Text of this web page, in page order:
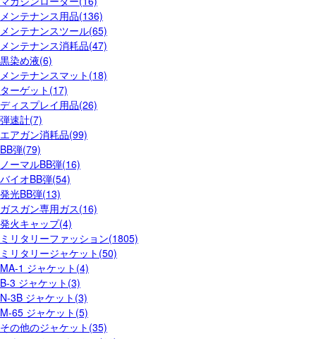
メンテナンス用品(136)
メンテナンスツール(65)
メンテナンス消耗品(47)
黒染め液(6)
メンテナンスマット(18)
ターゲット(17)
ディスプレイ用品(26)
弾速計(7)
エアガン消耗品(99)
BB弾(79)
ノーマルBB弾(16)
バイオBB弾(54)
発光BB弾(13)
ガスガン専用ガス(16)
発火キャップ(4)
ミリタリーファッション(1805)
ミリタリージャケット(50)
MA-1 ジャケット(4)
B-3 ジャケット(3)
N-3B ジャケット(3)
M-65 ジャケット(5)
その他のジャケット(35)